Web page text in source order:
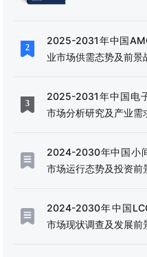
2025-2031年中国
业市场供需态势及前景
2025-2031年中国电
市场分析研究及产业需
2024-2030年中国小
市场运行态势及投资前
2024-2030年中国
市场现状调查及发展前